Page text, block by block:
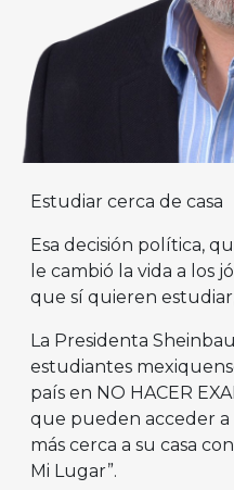
Estudiar cerca de casa
Esa decisión política,
le cambió la vida a los
que sí quieren
La Presidenta
estudiantes
país en NO HACER
que pueden acceder
más cerca a su casa
Mi Lugar”.